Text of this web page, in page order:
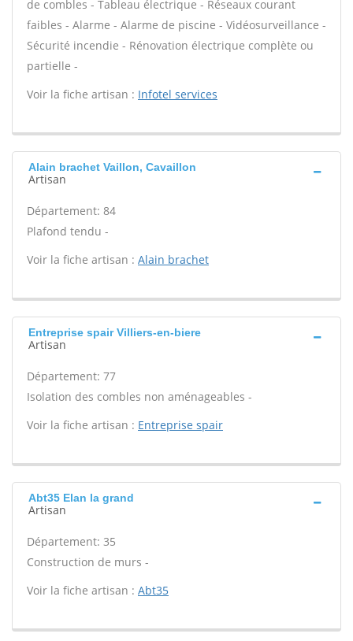
de combles - Tableau électrique - Réseaux courant
faibles - Alarme - Alarme de piscine - Vidéosurveillance -
Sécurité incendie - Rénovation électrique complète ou
partielle -
Voir la fiche artisan : Infotel services
Alain brachet Vaillon, Cavaillon
Artisan
Département: 84
Plafond tendu -
Voir la fiche artisan : Alain brachet
Entreprise spair Villiers-en-biere
Artisan
Département: 77
Isolation des combles non aménageables -
Voir la fiche artisan : Entreprise spair
Abt35 Elan la grand
Artisan
Département: 35
Construction de murs -
Voir la fiche artisan : Abt35